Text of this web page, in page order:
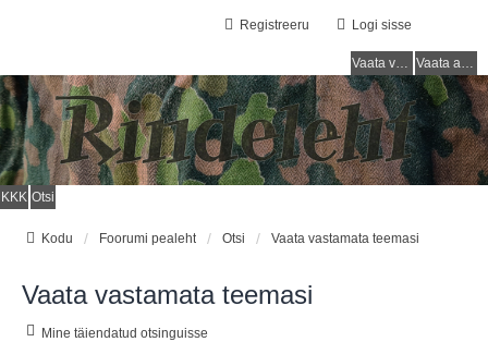
Logi sisse
Registreeru
Vaata vastamata teemasi Vaata aktiivseid teemasid
KKK Otsi
Kodu Foorumi pealeht Otsi Vaata vastamata teemasi
Vaata vastamata teemasi
Mine täiendatud otsinguisse